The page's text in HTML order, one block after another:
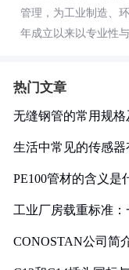
管理，为工业制造、
年成立以来以专业性
热门文章
无缝钢管的常用规格
生活中常见的传感器
PE100管材的含义是
工业厂房载重标准
CONOSTAN公司简